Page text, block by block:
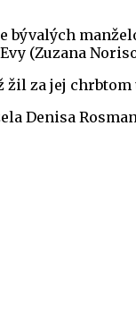
(Zuzana
žil za jej
Denisa